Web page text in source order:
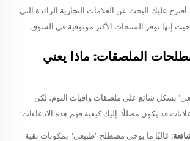
عليك البحث عن العلامات التجارية الرائدة التي
إنها توفر المنتجات الأكثر موثوقية في السوق.
الملصقات: ماذا يعني
بشكل شائع على ملصقات واقيات النوم، لكن
قد يكون مضللًا. إليك كيفية فهم هذه الادعاءات:
غالبًا ما يوحي مصطلح "طبيعي" بمكونات نقية